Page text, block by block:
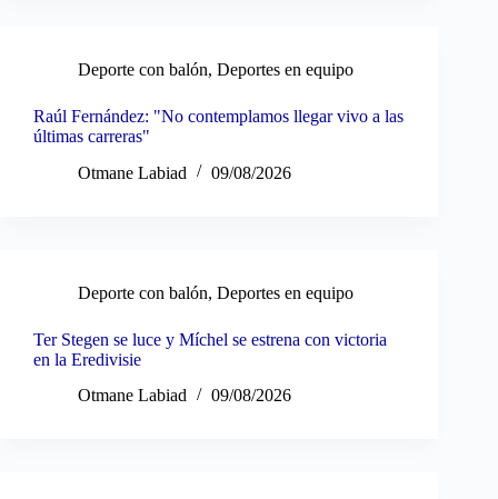
Deporte con balón, Deportes en equipo
Raúl Fernández: "No contemplamos llegar vivo a las
últimas carreras"
Otmane Labiad
09/08/2026
Deporte con balón, Deportes en equipo
Ter Stegen se luce y Míchel se estrena con victoria
en la Eredivisie
Otmane Labiad
09/08/2026